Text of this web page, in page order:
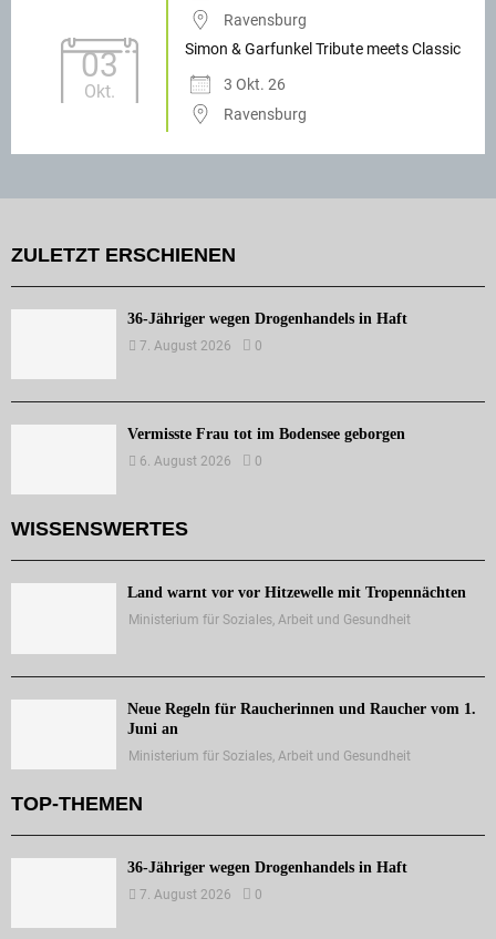
Ravensburg
03
Okt.
Simon & Garfunkel Tribute meets Classic
3 Okt. 26
Ravensburg
ZULETZT ERSCHIENEN
36-Jähriger wegen Drogenhandels in Haft
7. August 2026 0
Vermisste Frau tot im Bodensee geborgen
6. August 2026 0
WISSENSWERTES
Land warnt vor vor Hitzewelle mit Tropennächten
Ministerium für Soziales, Arbeit und Gesundheit
Neue Regeln für Raucherinnen und Raucher vom 1.
Juni an
Ministerium für Soziales, Arbeit und Gesundheit
TOP-THEMEN
36-Jähriger wegen Drogenhandels in Haft
7. August 2026 0